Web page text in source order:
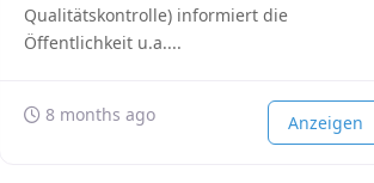
Qualitätskontrolle) informiert die
Öffentlichkeit u.a....
8 months ago Anzeigen